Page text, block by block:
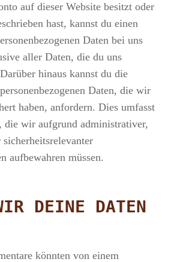
auf dieser Website besitzt oder
hast, kannst du einen
Daten bei uns
aller Daten, die du uns
hinaus kannst du die
Daten, die wir
haben, anfordern. Dies umfasst
die wir aufgrund administrativer,
aufbewahren müssen.
DEINE DATEN
könnten von einem